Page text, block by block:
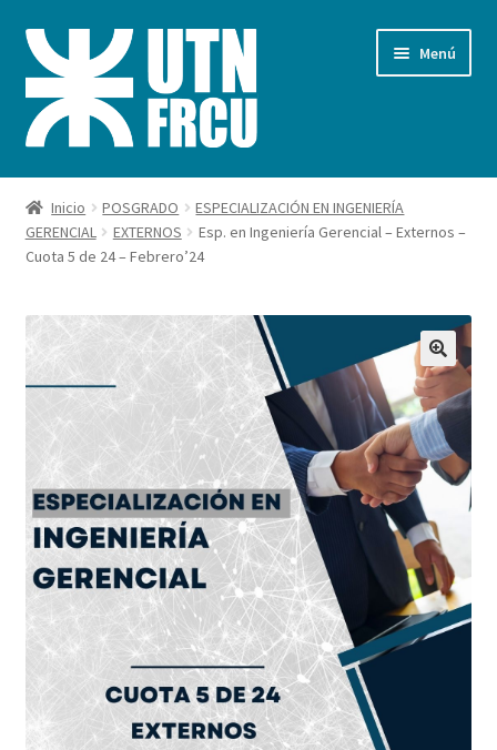
Ir
la
navegación
Ir
al
contenido
Menú
Inicio
Carrito
Pagos FRCU
Inicio POSGRADO
ESPECIALIZACIÓN EN INGENIERÍA
GERENCIAL
EXTERNOS
Esp. en Ingeniería Gerencial – Externos –
Cuota 5 de 24 – Febrero’24